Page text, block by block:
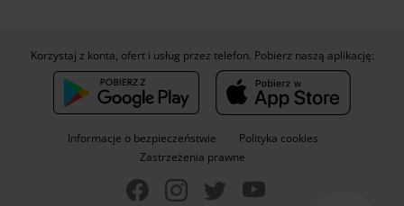
Informacje o bezpieczeństwie
Polityka cookies
Zastrzeżenia prawne
Korzystaj z konta, ofert i usług przez telefon. Pobierz naszą aplikację: